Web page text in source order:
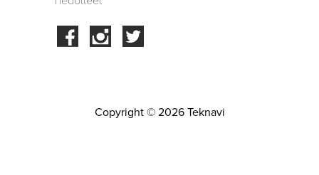
FacebookInstagram
Copyright © 2026 Teknavi